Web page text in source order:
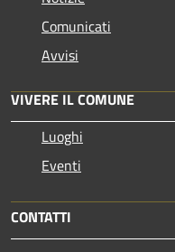
Comunicati
Avvisi
VIVERE IL COMUNE
Luoghi
Eventi
CONTATTI